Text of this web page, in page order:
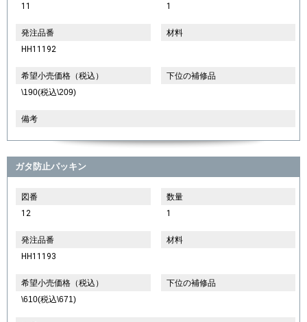
11
1
発注品番
HH11192
材料
希望小売価格（税込）
\190(税込\209)
下位の補修品
備考
ガタ防止パッキン
図番
12
数量
1
発注品番
HH11193
材料
希望小売価格（税込）
\610(税込\671)
下位の補修品